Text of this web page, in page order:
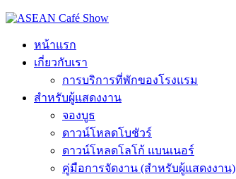
หน้าแรก
เกี่ยวกับเรา
การบริการที่พักของโรงแรม
สำหรับผู้แสดงงาน
จองบูธ
ดาวน์โหลดโบชัวร์
ดาวน์โหลดโลโก้ แบนเนอร์
คู่มือการจัดงาน (สำหรับผู้แสดงงาน)